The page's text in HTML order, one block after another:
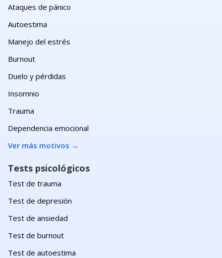
Ataques de pánico
Autoestima
Manejo del estrés
Burnout
Duelo y pérdidas
Insomnio
Trauma
Dependencia emocional
Ver más motivos →
Tests psicológicos
Test de trauma
Test de depresión
Test de ansiedad
Test de burnout
Test de autoestima